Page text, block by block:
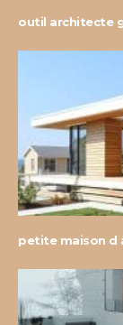
outil architecte
petite maison d